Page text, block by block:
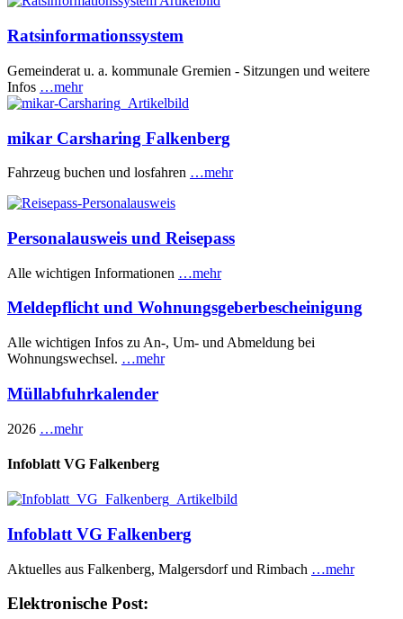
Ratsinformationssystem
Gemeinderat u. a. kommunale Gremien - Sitzungen und weitere
Infos …mehr
mikar Carsharing Falkenberg
Fahrzeug buchen und losfahren …mehr
Personalausweis und Reisepass
Alle wichtigen Informationen …mehr
Meldepflicht und Wohnungsgeberbescheinigung
Alle wichtigen Infos zu An-, Um- und Abmeldung bei
Wohnungswechsel. …mehr
Müllabfuhrkalender
2026 …mehr
Infoblatt VG Falkenberg
Infoblatt VG Falkenberg
Aktuelles aus Falkenberg, Malgersdorf und Rimbach …mehr
Elektronische Post: